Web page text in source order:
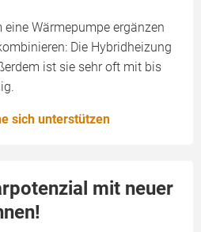
Wärmepumpe ergänzen
Die Hybridheizung
ist sie sehr oft mit bis
sich unterstützen
mit neuer